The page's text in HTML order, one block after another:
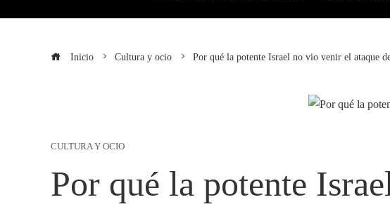
Inicio Cultura y ocio Por qué la potente Israel no vio venir el ataque
CULTURA Y OCIO
Por qué la potente